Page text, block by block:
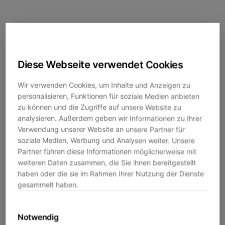
Diese Webseite verwendet Cookies
Wir verwenden Cookies, um Inhalte und Anzeigen zu
personalisieren, Funktionen für soziale Medien anbieten
zu können und die Zugriffe auf unsere Website zu
analysieren. Außerdem geben wir Informationen zu Ihrer
Verwendung unserer Website an unsere Partner für
soziale Medien, Werbung und Analysen weiter. Unsere
Partner führen diese Informationen möglicherweise mit
weiteren Daten zusammen, die Sie ihnen bereitgestellt
haben oder die sie im Rahmen Ihrer Nutzung der Dienste
gesammelt haben.
Notwendig
Application error: a